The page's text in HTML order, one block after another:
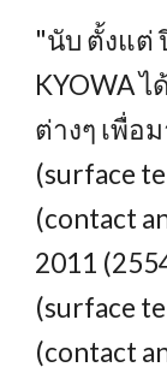
"นับ ตั้งแต่
KYOWA
ต่างๆ เพื่อ
(surface
(contact
2011
(surface
(contact